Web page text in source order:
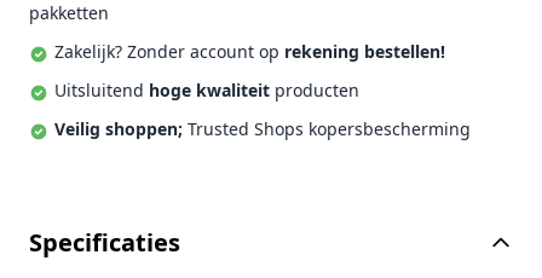
pakketten
Zakelijk? Zonder account op rekening bestellen!
Uitsluitend hoge kwaliteit producten
Veilig shoppen; Trusted Shops kopersbescherming
Specificaties